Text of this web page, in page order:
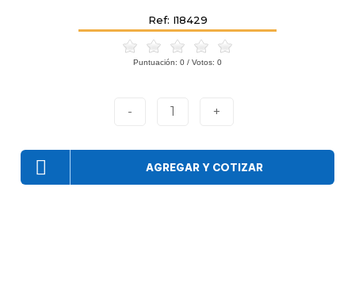
Ref: I18429
Puntuación: 0 / Votos: 0
- 1 +
AGREGAR Y COTIZAR